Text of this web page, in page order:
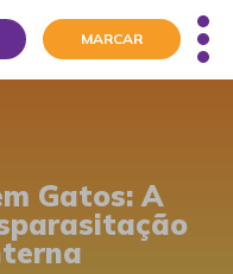
MARCAR
Gatos: A